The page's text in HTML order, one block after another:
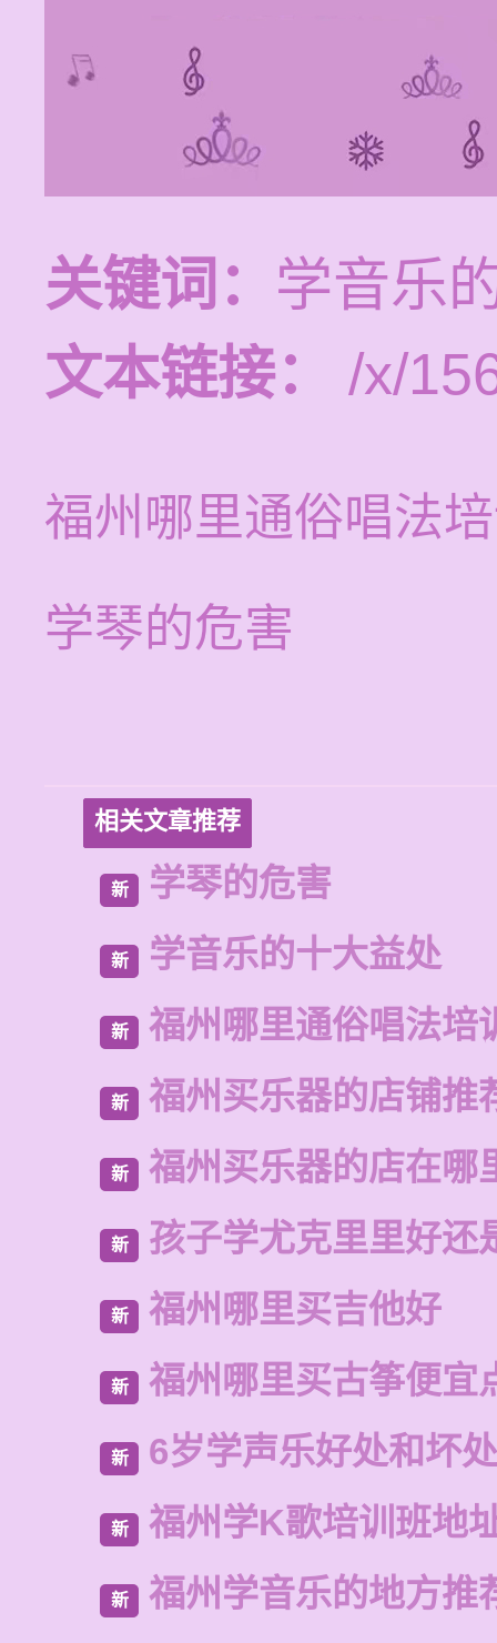
关键词： 学音乐
文本链接：
/x/
福州哪里通俗唱法
学琴的危害
相关文章推荐
新 学琴的危害
新 学音乐的十大益处
新 福州哪里通俗唱法培
新 福州买乐器的店铺推
新 福州买乐器的店在哪
新 孩子学尤克里里好还
新 福州哪里买吉他好
新 福州哪里买古筝便宜
新 6岁学声乐好处和坏处
新 福州学K歌培训班地
新 福州学音乐的地方推